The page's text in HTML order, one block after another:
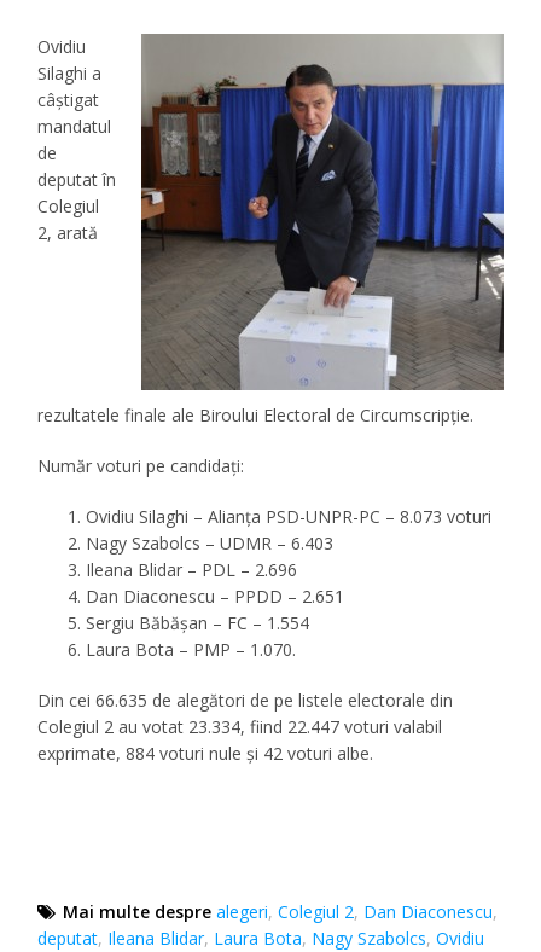
Ovidiu
Silaghi a
câştigat
mandatul
de
deputat în
Colegiul
2, arată
rezultatele finale ale Biroului Electoral de Circumscripţie.
Număr voturi pe candidaţi:
Ovidiu Silaghi – Alianţa PSD-UNPR-PC – 8.073 voturi
Nagy Szabolcs – UDMR – 6.403
Ileana Blidar – PDL – 2.696
Dan Diaconescu – PPDD – 2.651
Sergiu Băbăşan – FC – 1.554
Laura Bota – PMP – 1.070.
Din cei 66.635 de alegători de pe listele electorale din
Colegiul 2 au votat 23.334, fiind 22.447 voturi valabil
exprimate, 884 voturi nule şi 42 voturi albe.
Mai multe despre alegeri,Colegiul 2, Dan Diaconescu,
deputat, Ileana Blidar, Laura Bota, Nagy Szabolcs,Ovidiu